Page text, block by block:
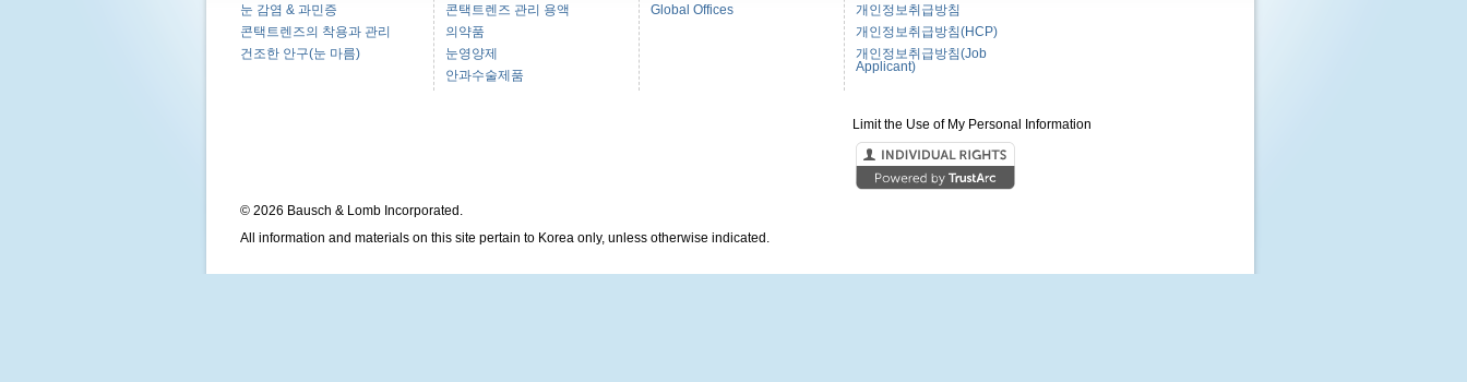
눈 감염 & 과민증
콘택트렌즈의 착용과 관리
건조한 안구(눈 마름)
콘택트렌즈 관리 용액
의약품
눈영양제
안과수술제품
Global Offices
개인정보취급방침
개인정보취급방침(HCP)
개인정보취급방침(Job
Applicant)
Limit the Use of My Personal Information
© 2026 Bausch & Lomb Incorporated.
All information and materials on this site pertain to Korea only, unless otherwise indicated.